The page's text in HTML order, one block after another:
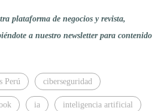
plataforma de negocios y revista,
a nuestro newsletter para contenido
Perú ciberseguridad
ia inteligencia artificial